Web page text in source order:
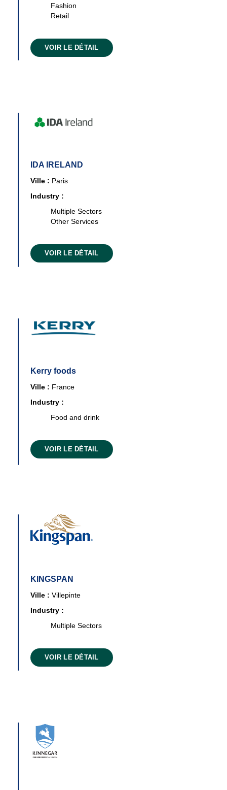
Fashion
Retail
VOIR LE DÉTAIL
IDA IRELAND
Ville : Paris
Industry :
Multiple Sectors
Other Services
VOIR LE DÉTAIL
Kerry foods
Ville : France
Industry :
Food and drink
VOIR LE DÉTAIL
KINGSPAN
Ville : Villepinte
Industry :
Multiple Sectors
VOIR LE DÉTAIL